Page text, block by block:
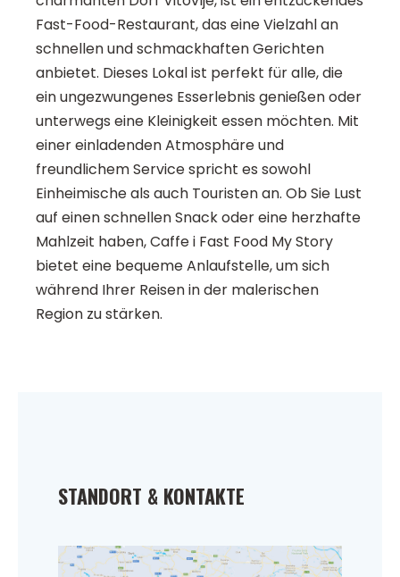
Fast-Food-Restaurant, das eine Vielzahl an
schnellen und schmackhaften Gerichten
anbietet. Dieses Lokal ist perfekt für alle, die
ein ungezwungenes Esserlebnis genießen oder
unterwegs eine Kleinigkeit essen möchten. Mit
einer einladenden Atmosphäre und
freundlichem Service spricht es sowohl
Einheimische als auch Touristen an. Ob Sie Lust
auf einen schnellen Snack oder eine herzhafte
Mahlzeit haben, Caffe i Fast Food My Story
bietet eine bequeme Anlaufstelle, um sich
während Ihrer Reisen in der malerischen
Region zu stärken.
STANDORT & KONTAKTE